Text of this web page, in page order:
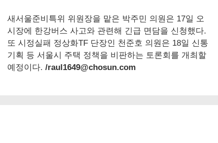
새서울준비특위 위원장을 맡은 박주민 의원은 17일 오
시장에 한강버스 사고와 관련해 긴급 면담을 신청했다.
또 시정실패 정상화TF 단장인 천준호 의원은 18일 신통
기획 등 서울시 주택 정책을 비판하는 토론회를 개최할
예정이다. /raul1649@chosun.com